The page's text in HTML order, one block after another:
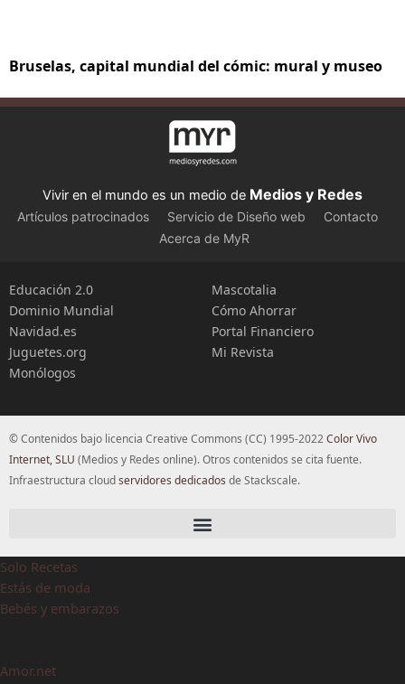
Bruselas, capital mundial del cómic: mural y museo
Vivir en el mundo es un medio de Medios y Redes
Artículos patrocinados Servicio de Diseño web
Contacto
Acerca de MyR
Educación 2.0
Dominio Mundial
Navidad.es
Juguetes.org
Monólogos
Mascotalia
Cómo Ahorrar
Portal Financiero
Mi Revista
© Contenidos bajo licencia Creative Commons (CC) 1995-2022Color Vivo
Internet, SLU (Medios y Redes online). Otros contenidos se cita fuente.
Infraestructura cloudservidores dedicados de Stackscale.
Solo Recetas
Estás de moda
Bebés y embarazos
Amor.net